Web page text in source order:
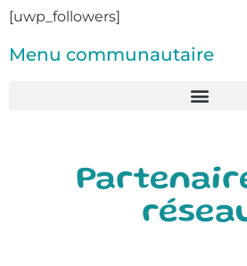
[uwp_followers]
Menu communautaire